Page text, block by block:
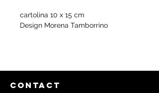
cartolina 10 x 15 cm
Design Morena Tamborrino
CONTACT